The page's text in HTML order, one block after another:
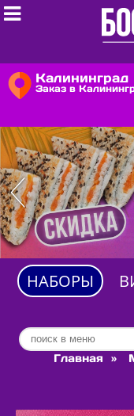
Калининград
Заказ в

НАБОРЫ
Главная »